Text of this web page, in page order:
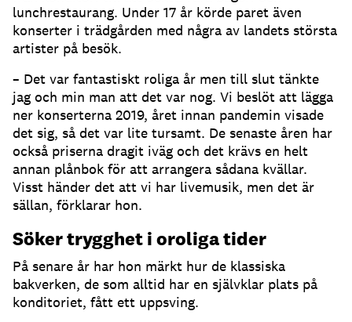
lunchrestaurang. Under 17 år körde paret även
konserter i trädgården med några av landets största
artister på besök.
– Det var fantastiskt roliga år men till slut tänkte
jag och min man att det var nog. Vi beslöt att lägga
ner konserterna 2019, året innan pandemin visade
det sig, så det var lite tursamt. De senaste åren har
också priserna dragit iväg och det krävs en helt
annan plånbok för att arrangera sådana kvällar.
Visst händer det att vi har livemusik, men det är
sällan, förklarar hon.
Söker trygghet i oroliga tider
På senare år har hon märkt hur de klassiska
bakverken, de som alltid har en självklar plats på
konditoriet, fått ett uppsving.